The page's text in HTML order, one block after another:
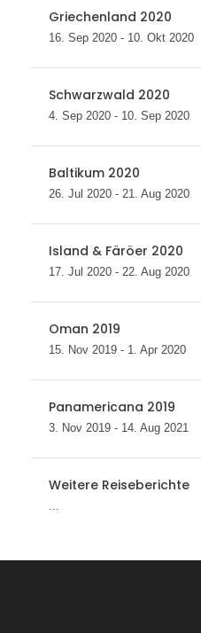
Griechenland 2020
16. Sep 2020 - 10. Okt 2020
Schwarzwald 2020
4. Sep 2020 - 10. Sep 2020
Baltikum 2020
26. Jul 2020 - 21. Aug 2020
Island & Färöer 2020
17. Jul 2020 - 22. Aug 2020
Oman 2019
15. Nov 2019 - 1. Apr 2020
Panamericana 2019
3. Nov 2019 - 14. Aug 2021
Weitere Reiseberichte
...